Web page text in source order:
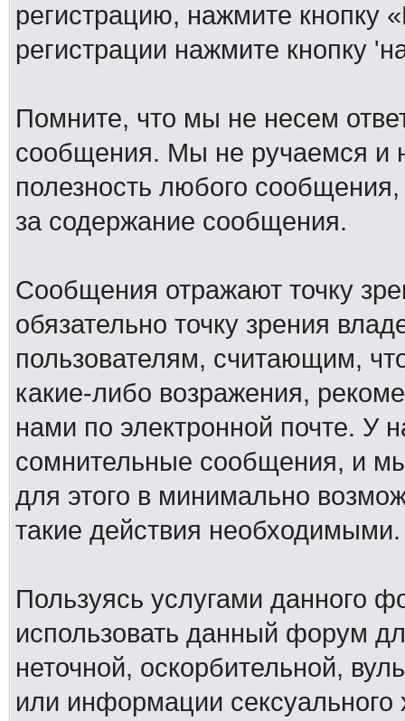
регистрацию, нажмите кнопку
регистрации нажмите кнопку
Помните, что мы не несем
сообщения. Мы не ручаемся и
полезность любого
за содержание сообщения.
Сообщения отражают точку
обязательно точку зрения
пользователям, считающим,
какие-либо возражения,
нами по электронной почте. У
сомнительные сообщения, и
для этого в минимально
такие действия необходимыми.
Пользуясь услугами данного
использовать данный форум
неточной, оскорбительной,
или информации